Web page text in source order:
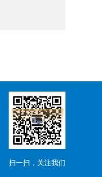
扫一扫，关注我们